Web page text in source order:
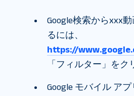
Google検索からxxx
るには、
https://
「フィルター」をク
Google モバイル ア